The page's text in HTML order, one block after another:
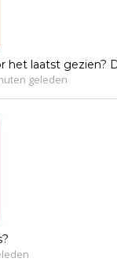
het laatst gezien?
geleden